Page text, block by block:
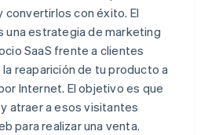
con éxito. El
una estrategia de marketing
SaaS frente a clientes
reaparición de tu producto a
Internet. El objetivo es que
atraer a esos visitantes
para realizar una venta.